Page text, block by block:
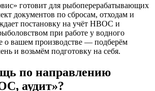
готовит для рыбоперерабатывающих
документов по сбросам, отходам и
постановку на учёт НВОС и
при работе у водного
о вашем производстве — подберём
и возьмём подготовку на себя.
по направлению
аудит»?